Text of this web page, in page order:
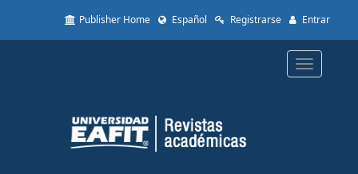
to
Content
Sidebar
Publisher Home Español Registrarse Entrar
Toggle